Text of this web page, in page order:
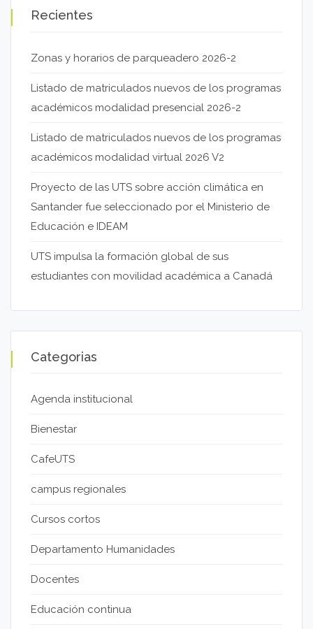
Recientes
Zonas y horarios de parqueadero 2026-2
Listado de matriculados nuevos de los programas
académicos modalidad presencial 2026-2
Listado de matriculados nuevos de los programas
académicos modalidad virtual 2026 V2
Proyecto de las UTS sobre acción climática en
Santander fue seleccionado por el Ministerio de
Educación e IDEAM
UTS impulsa la formación global de sus
estudiantes con movilidad académica a Canadá
Categorias
Agenda institucional
Bienestar
CafeUTS
campus regionales
Cursos cortos
Departamento Humanidades
Docentes
Educación continua